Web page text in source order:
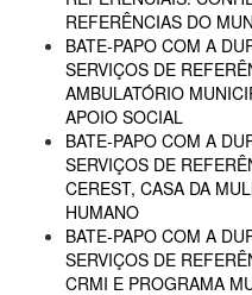
REFERÊNCIAS DO
BATE-PAPO COM A
SERVIÇOS DE
AMBULATÓRIO
APOIO SOCIAL
BATE-PAPO COM A
SERVIÇOS DE
CEREST, CASA DA
HUMANO
BATE-PAPO COM A
SERVIÇOS DE
CRMI E PROGRAMA